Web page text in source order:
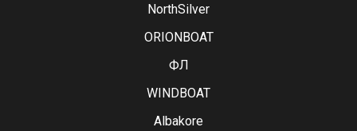
NorthSilver
ORIONBOAT
ФЛ
WINDBOAT
Albakore